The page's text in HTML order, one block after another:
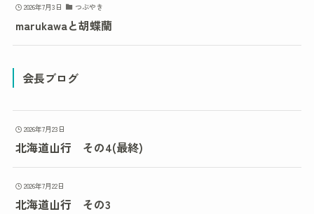
2026年7月3日 つぶやき
marukawaと胡蝶蘭
会長ブログ
2026年7月23日
北海道山行 その4(最終)
2026年7月22日
北海道山行 その3